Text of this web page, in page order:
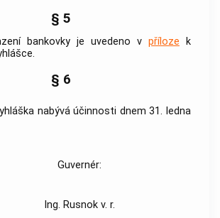
§ 5
bankovky je uvedeno v příloze k
§ 6
nabývá účinnosti dnem 31. ledna
Guvernér:
Ing. Rusnok v. r.